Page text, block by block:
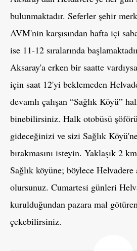
bulunmaktadır. Seferler şehir
AVM'nin karşısından hafta içi
ise 11-12 sıralarında
Aksaray'a erken bir saatte
için saat 12'yi beklemeden
devamlı çalışan “Sağlık Köyü”
binebilirsiniz. Halk otobüsü
gideceğinizi ve sizi Sağlık
bırakmasını isteyin. Yaklaşık 2
Sağlık köyüne; böylece Helvadere
olursunuz. Cumartesi günleri
kurulduğundan pazara mal
çekebilirsiniz.